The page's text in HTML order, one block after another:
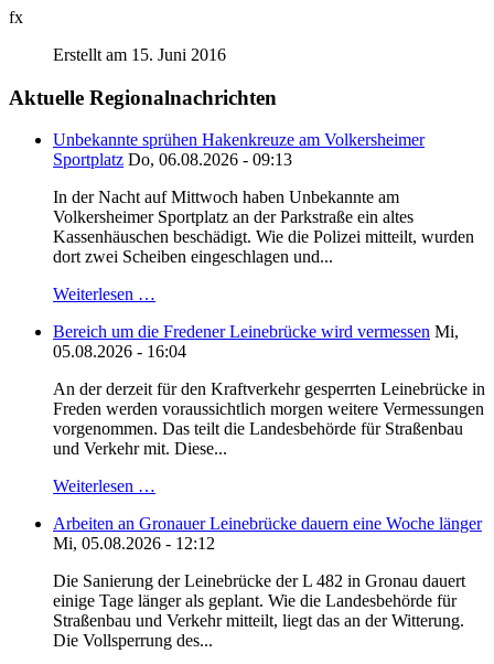
fx
Erstellt am 15. Juni 2016
Aktuelle Regionalnachrichten
Unbekannte sprühen Hakenkreuze am Volkersheimer
Sportplatz Do, 06.08.2026 - 09:13
In der Nacht auf Mittwoch haben Unbekannte am
Volkersheimer Sportplatz an der Parkstraße ein altes
Kassenhäuschen beschädigt. Wie die Polizei mitteilt, wurden
dort zwei Scheiben eingeschlagen und...
Weiterlesen …
Bereich um die Fredener Leinebrücke wird vermessen Mi,
05.08.2026 - 16:04
An der derzeit für den Kraftverkehr gesperrten Leinebrücke in
Freden werden voraussichtlich morgen weitere Vermessungen
vorgenommen. Das teilt die Landesbehörde für Straßenbau
und Verkehr mit. Diese...
Weiterlesen …
Arbeiten an Gronauer Leinebrücke dauern eine Woche länger
Mi, 05.08.2026 - 12:12
Die Sanierung der Leinebrücke der L 482 in Gronau dauert
einige Tage länger als geplant. Wie die Landesbehörde für
Straßenbau und Verkehr mitteilt, liegt das an der Witterung.
Die Vollsperrung des...